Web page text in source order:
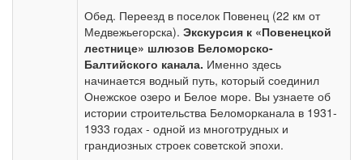
Обед. Переезд в поселок Повенец (22 км от
Медвежьегорска). Экскурсия к «Повенецкой
лестнице» шлюзов Беломорско-
Балтийского канала. Именно здесь
начинается водный путь, который соединил
Онежское озеро и Белое море. Вы узнаете об
истории строительства Беломорканала в 1931-
1933 годах - одной из многотрудных и
грандиозных строек советской эпохи.